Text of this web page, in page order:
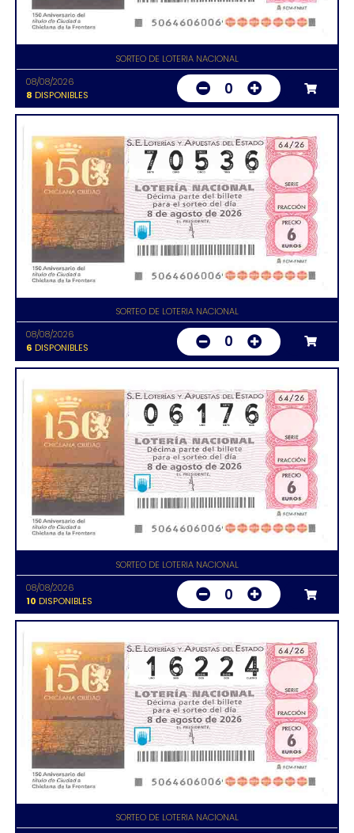
SORTEO DE LOTERIA NACIONAL
08/08/2026
8 DISPONIBLES 0
SORTEO DE LOTERIA NACIONAL
08/08/2026
6 DISPONIBLES 0
SORTEO DE LOTERIA NACIONAL
08/08/2026
10 DISPONIBLES 0
SORTEO DE LOTERIA NACIONAL